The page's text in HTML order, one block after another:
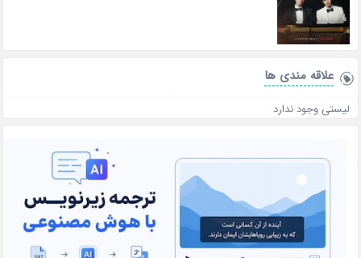
علاقه‌ مندی ها
لیستی وجود ندارد